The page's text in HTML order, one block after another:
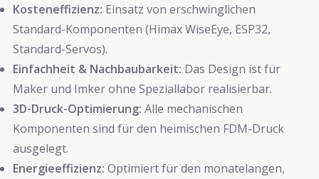
Kosteneffizienz: Einsatz von erschwinglichen
Standard-Komponenten (Himax WiseEye, ESP32,
Standard-Servos).
Einfachheit & Nachbaubarkeit: Das Design ist für
Maker und Imker ohne Speziallabor realisierbar.
3D-Druck-Optimierung: Alle mechanischen
Komponenten sind für den heimischen FDM-Druck
ausgelegt.
Energieeffizienz: Optimiert für den monatelangen,